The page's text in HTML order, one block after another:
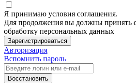
Я принимаю условия соглашения.
Для продолжения вы должны принять
обработку персональных данных
Зарегистрироваться
Авторизация
Вспомнить пароль
Восстановить